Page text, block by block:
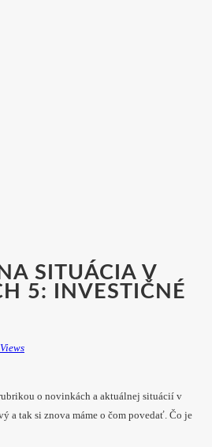
SITUÁCIA V
5: INVESTIČNÉ
o novinkách a aktuálnej situácií v
a tak si znova máme o čom povedať. Čo je